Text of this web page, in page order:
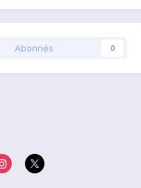
Abonnés 0